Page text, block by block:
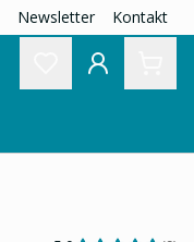
Newsletter Kontakt